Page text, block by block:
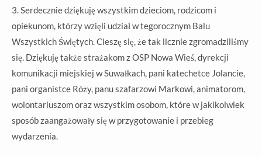
3. Serdecznie dziękuję wszystkim dzieciom, rodzicom i
opiekunom, którzy wzięli udział w tegorocznym Balu
Wszystkich Świętych. Cieszę się, że tak licznie zgromadziliśmy
się. Dziękuję także strażakom z OSP Nowa Wieś, dyrekcji
komunikacji miejskiej w Suwałkach, pani katechetce Jolancie,
pani organistce Róży, panu szafarzowi Markowi, animatorom,
wolontariuszom oraz wszystkim osobom, które w jakikolwiek
sposób zaangażowały się w przygotowanie i przebieg
wydarzenia.